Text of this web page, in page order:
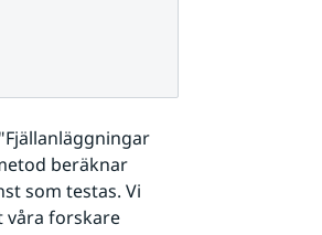
beräknar
som testas. Vi
våra forskare